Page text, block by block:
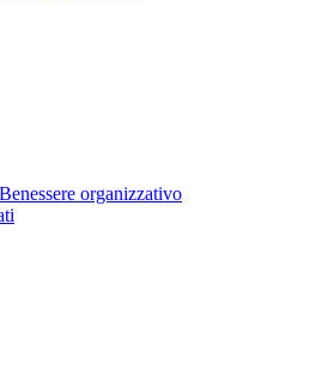
Benessere organizzativo